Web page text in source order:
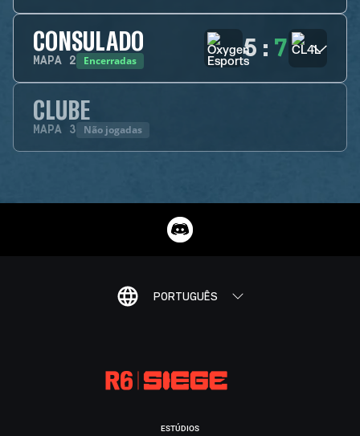
CONSULADO
MAPA 2 Encerradas 5 : 7
CLUBE
MAPA 3 Não jogadas
PORTUGUÊS
ESTÚDIOS